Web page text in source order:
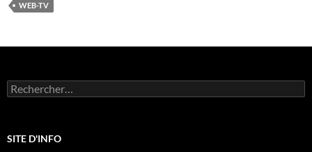
WEB-TV
Rechercher :
SITE D'INFO